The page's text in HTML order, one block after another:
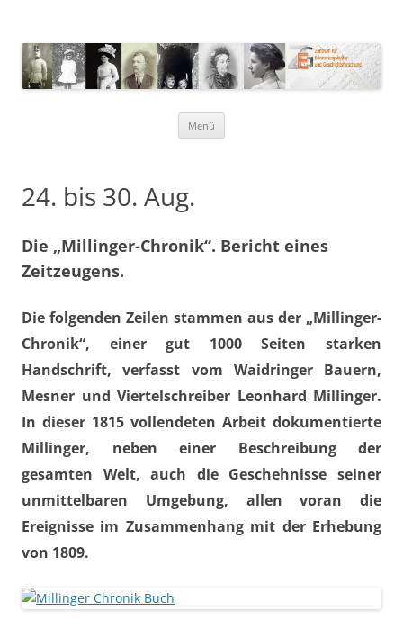
Erinnerungskultur und Geschichte
Menü
24. bis 30. Aug.
Die „Millinger-Chronik“. Bericht eines
Zeitzeugens.
Die folgenden Zeilen stammen aus der „Millinger-
Chronik“, einer gut 1000 Seiten starken
Handschrift, verfasst vom Waidringer Bauern,
Mesner und Viertelschreiber Leonhard Millinger.
In dieser 1815 vollendeten Arbeit dokumentierte
Millinger, neben einer Beschreibung der
gesamten Welt, auch die Geschehnisse seiner
unmittelbaren Umgebung, allen voran die
Ereignisse im Zusammenhang mit der Erhebung
von 1809.